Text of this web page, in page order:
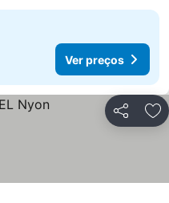
Ver preços
Partilhar